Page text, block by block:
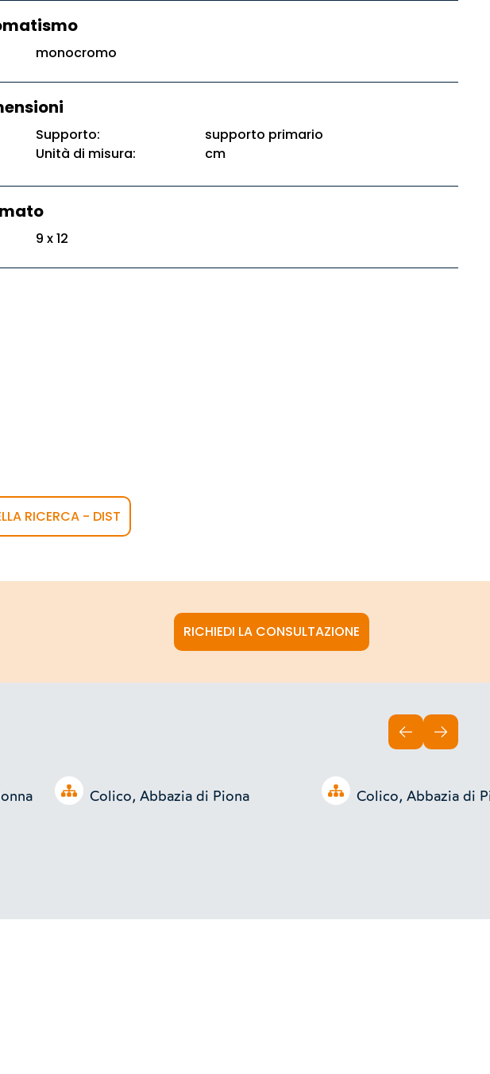
monocromo
Supporto:
supporto primario
Unità di misura:
cm
9 x 12
RICERCA - DIST
RICHIEDI LA CONSULTAZIONE
Open tree Open tree
Colico, Abbazia di Piona Colico, Abbazia di
INDIETROAVANTI